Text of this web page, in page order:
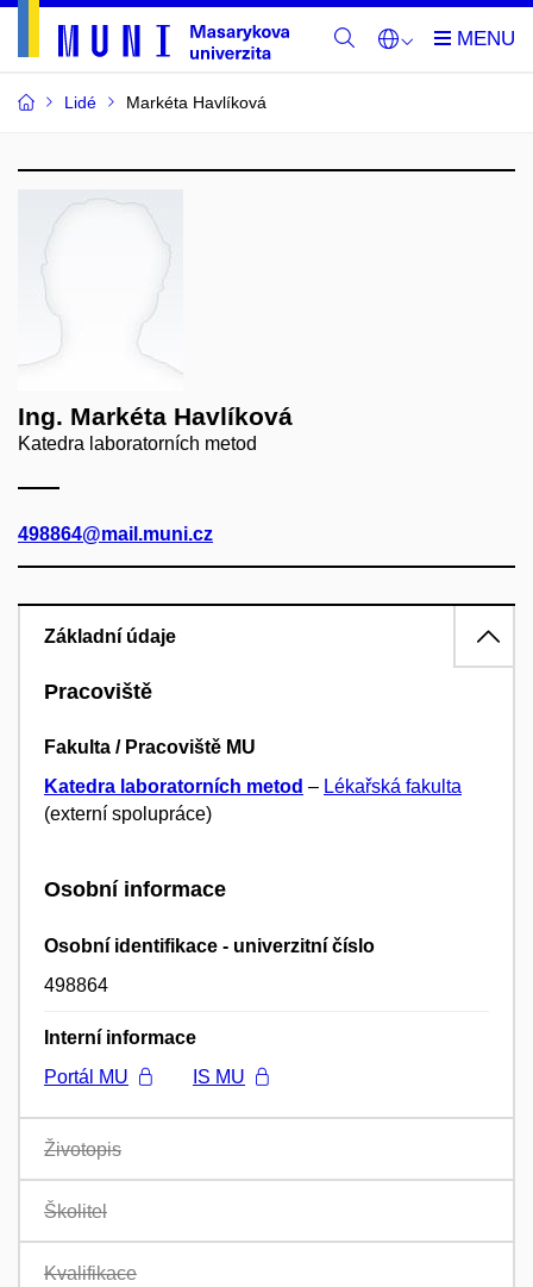
Lidé Markéta Havlíková
Ing. Markéta Havlíková
Katedra laboratorních metod
498864@mail.muni.cz
Základní údaje
Pracoviště
Fakulta / Pracoviště MU
Katedra laboratorních metod – Lékařská fakulta
(externí spolupráce)
Osobní informace
Osobní identifikace - univerzitní číslo
498864
Interní informace
Portál MU
IS MU
Životopis
Školitel
Kvalifikace